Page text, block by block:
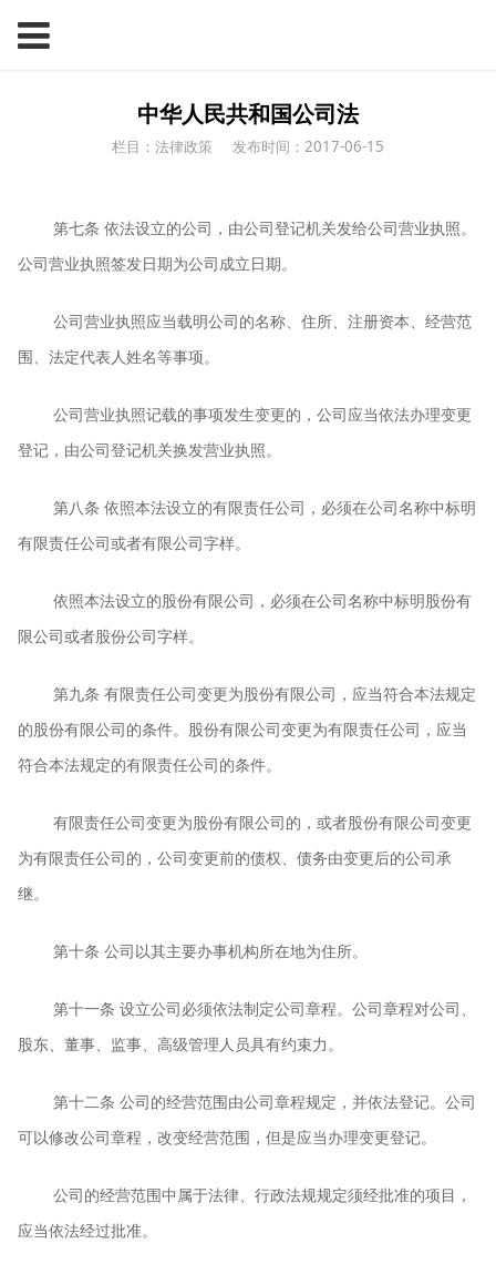
中华人民共和国公司法
栏目：法律政策 发布时间：2017-06-15
第七条 依法设立的公司，由公司登记机关发给公司营业执照。
公司营业执照签发日期为公司成立日期。
公司营业执照应当载明公司的名称、住所、注册资本、经营范
围、法定代表人姓名等事项。
公司营业执照记载的事项发生变更的，公司应当依法办理变更
登记，由公司登记机关换发营业执照。
第八条 依照本法设立的有限责任公司，必须在公司名称中标明
有限责任公司或者有限公司字样。
依照本法设立的股份有限公司，必须在公司名称中标明股份有
限公司或者股份公司字样。
第九条 有限责任公司变更为股份有限公司，应当符合本法规定
的股份有限公司的条件。股份有限公司变更为有限责任公司，应当
符合本法规定的有限责任公司的条件。
有限责任公司变更为股份有限公司的，或者股份有限公司变更
为有限责任公司的，公司变更前的债权、债务由变更后的公司承
继。
第十条 公司以其主要办事机构所在地为住所。
第十一条 设立公司必须依法制定公司章程。公司章程对公司、
股东、董事、监事、高级管理人员具有约束力。
第十二条 公司的经营范围由公司章程规定，并依法登记。公司
可以修改公司章程，改变经营范围，但是应当办理变更登记。
公司的经营范围中属于法律、行政法规规定须经批准的项目，
应当依法经过批准。